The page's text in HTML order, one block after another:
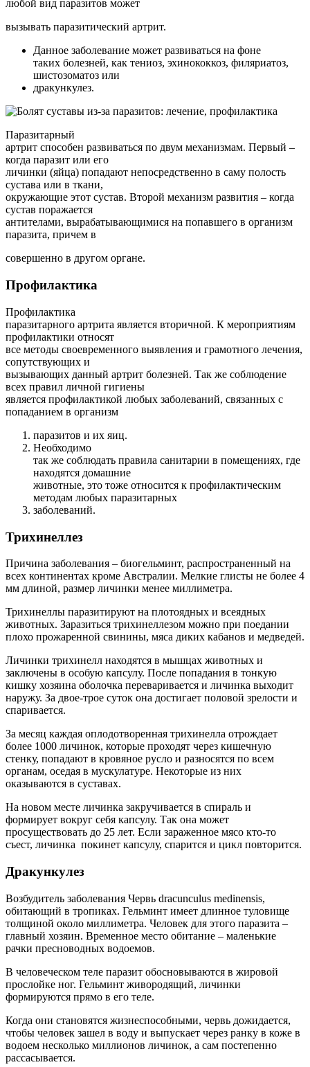
любой вид паразитов может
вызывать паразитический артрит.
Данное заболевание может развиваться на фоне
таких болезней, как тениоз, эхинококкоз, филяриатоз,
шистозоматоз или
дракункулез.
Паразитарный
артрит способен развиваться по двум механизмам. Первый –
когда паразит или его
личинки (яйца) попадают непосредственно в саму полость
сустава или в ткани,
окружающие этот сустав. Второй механизм развития – когда
сустав поражается
антителами, вырабатывающимися на попавшего в организм
паразита, причем в
совершенно в другом органе.
Профилактика
Профилактика
паразитарного артрита является вторичной. К мероприятиям
профилактики относят
все методы своевременного выявления и грамотного лечения,
сопутствующих и
вызывающих данный артрит болезней. Так же соблюдение
всех правил личной гигиены
является профилактикой любых заболеваний, связанных с
попаданием в организм
паразитов и их яиц.
Необходимо
так же соблюдать правила санитарии в помещениях, где
находятся домашние
животные, это тоже относится к профилактическим
методам любых паразитарных
заболеваний.
Трихинеллез
Причина заболевания – биогельминт, распространенный на
всех континентах кроме Австралии. Мелкие глисты не более 4
мм длиной, размер личинки менее миллиметра.
Трихинеллы паразитируют на плотоядных и всеядных
животных. Заразиться трихинеллезом можно при поедании
плохо прожаренной свинины, мяса диких кабанов и медведей.
Личинки трихинелл находятся в мышцах животных и
заключены в особую капсулу. После попадания в тонкую
кишку хозяина оболочка переваривается и личинка выходит
наружу. За двое-трое суток она достигает половой зрелости и
спаривается.
За месяц каждая оплодотворенная трихинелла отрождает
более 1000 личинок, которые проходят через кишечную
стенку, попадают в кровяное русло и разносятся по всем
органам, оседая в мускулатуре. Некоторые из них
оказываются в суставах.
На новом месте личинка закручивается в спираль и
формирует вокруг себя капсулу. Так она может
просуществовать до 25 лет. Если зараженное мясо кто-то
съест, личинка покинет капсулу, спарится и цикл повторится.
Дракункулез
Возбудитель заболевания Червь dracunculus medinensis,
обитающий в тропиках. Гельминт имеет длинное туловище
толщиной около миллиметра. Человек для этого паразита –
главный хозяин. Временное место обитание – маленькие
рачки пресноводных водоемов.
В человеческом теле паразит обосновываются в жировой
прослойке ног. Гельминт живородящий, личинки
формируются прямо в его теле.
Когда они становятся жизнеспособными, червь дожидается,
чтобы человек зашел в воду и выпускает через ранку в коже в
водоем несколько миллионов личинок, а сам постепенно
рассасывается.